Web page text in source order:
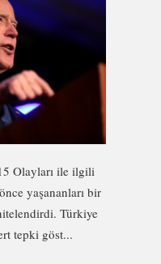
Olayları ile ilgili
yaşananları bir
Türkiye
tepki göst...